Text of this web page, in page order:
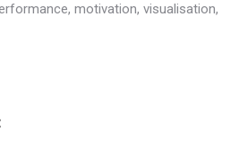
motivation, visualisation,